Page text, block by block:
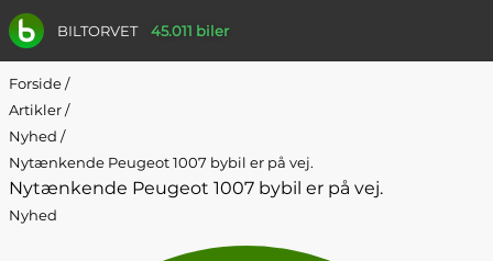
BILTORVET 45.011 biler
Forside/
Artikler/
Nyhed /
Nytænkende Peugeot 1007 bybil er på vej.
Nytænkende Peugeot 1007 bybil er på vej.
Nyhed